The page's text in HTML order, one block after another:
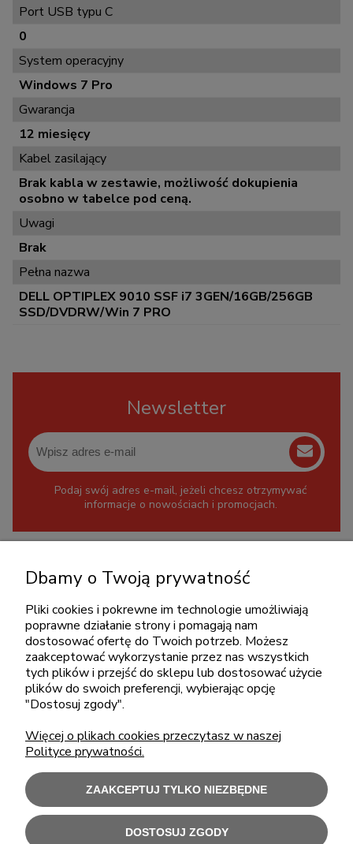
Port USB typu C
0
System operacyjny
Windows 7 Pro
Gwarancja
12 miesięcy
Kabel zasilający
Brak kabla w zestawie, możliwość dokupienia
osobno w tabelce pod ceną.
Uwagi
Brak
Pełna nazwa
DELL OPTIPLEX 9010 SSF i7 3GEN/16GB/256GB
SSD/DVDRW/Win 7 PRO
Newsletter
Podaj swój adres e-mail, jeżeli chcesz otrzymywać
informacje o nowościach i promocjach.
+48 717345566
pon.-piąt.: 08:00-16:00
sklep@cebit.pl
ZAKUPY
POMOC
MOJE KONTO
INFORMACJE
Dbamy o Twoją prywatność
Pliki cookies i pokrewne im technologie umożliwiają
poprawne działanie strony i pomagają nam
dostosować ofertę do Twoich potrzeb. Możesz
zaakceptować wykorzystanie przez nas wszystkich
tych plików i przejść do sklepu lub dostosować użycie
plików do swoich preferencji, wybierając opcję
"Dostosuj zgody".
Więcej o plikach cookies przeczytasz w naszej
Polityce prywatności.
ZAAKCEPTUJ TYLKO NIEZBĘDNE
DOSTOSUJ ZGODY